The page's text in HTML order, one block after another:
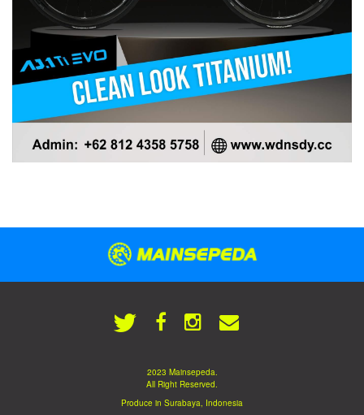
2023 Mainsepeda.
All Right Reserved.
Produce in Surabaya, Indonesia